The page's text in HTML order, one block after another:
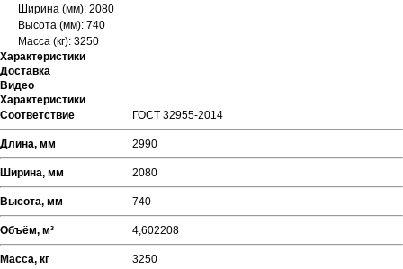
Ширина (мм): 2080
Высота (мм): 740
Масса (кг): 3250
Характеристики
Доставка
Видео
Характеристики
Соответствие
ГОСТ 32955-2014
Длина, мм 2990
Ширина, мм 2080
Высота, мм 740
Объём, м³ 4,602208
Масса, кг 3250